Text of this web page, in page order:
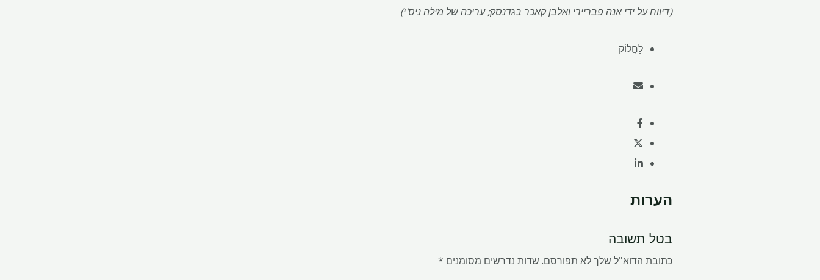
(דיווח על ידי אנה פבריירי ואלבן קאכר בגדנסק; עריכה של מילה ניס'י)
לַחֲלוֹק
הערות
בטל תשובה
כתובת הדוא"ל שלך לא תפורסם. שדות נדרשים מסומנים *